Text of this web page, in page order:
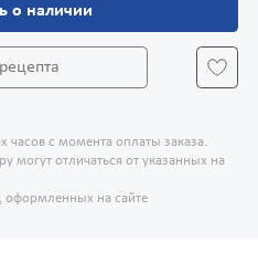
о наличии
часов с момента оплаты заказа.
могут отличаться от указанных на
оформленных на сайте